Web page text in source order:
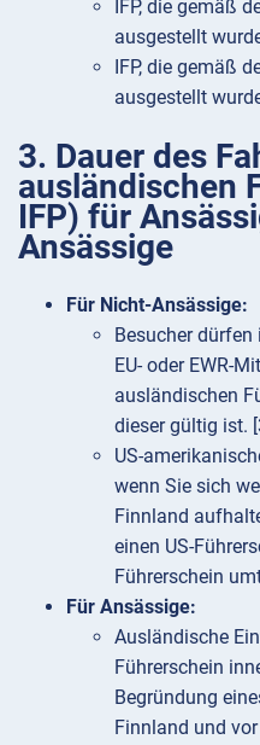
IFP, die gemäß
ausgestellt
IFP, die gemäß
ausgestellt
3. Dauer des
ausländischen
IFP) für
Ansässige
Für Nicht-Ansässige:
Besucher
EU- oder EWR-
ausländischen
dieser gültig ist.
US-
wenn Sie sich
Finnland
einen US-
Führerschein
Für Ansässige:
Ausländische
Führerschein
Begründung
Finnland und